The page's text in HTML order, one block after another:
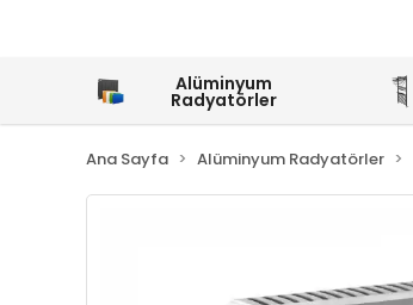
Alüminyum
Radyatörler
Ana Sayfa Alüminyum Radyatörler